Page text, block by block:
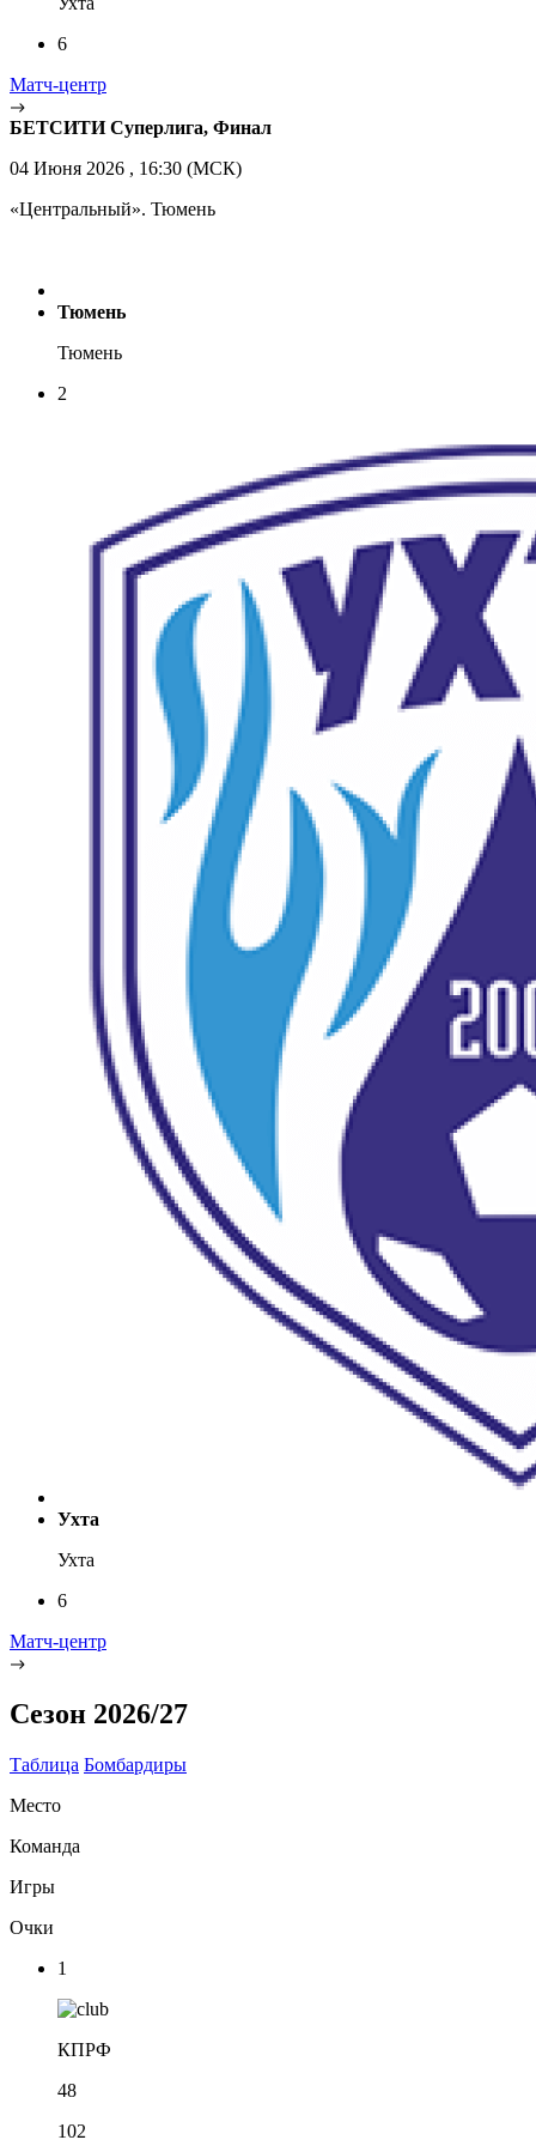
6
Матч-центр
БЕТСИТИ Суперлига, Финал
04 Июня 2026 , 16:30 (МСК)
«Центральный». Тюмень
Тюмень
Тюмень
2
Ухта
Ухта
6
Матч-центр
Сезон 2026/27
Таблица Бомбардиры
Место
Команда
Игры
Очки
1
КПРФ
48
102